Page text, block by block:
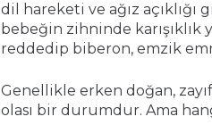
dil hareketi ve ağız
bebeğin zihninde
reddedip biberon, emzik
Genellikle erken doğan,
olası bir durumdur. Ama